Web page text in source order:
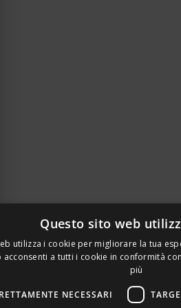
Questo sito web
utilizza i cookie per migliorare la tua
acconsenti a tutti i cookie in conformità
più
NECESSARI